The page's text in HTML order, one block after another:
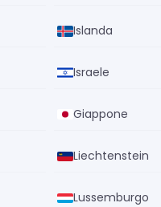
Islanda
Israele
Giappone
Liechtenstein
Lussemburgo